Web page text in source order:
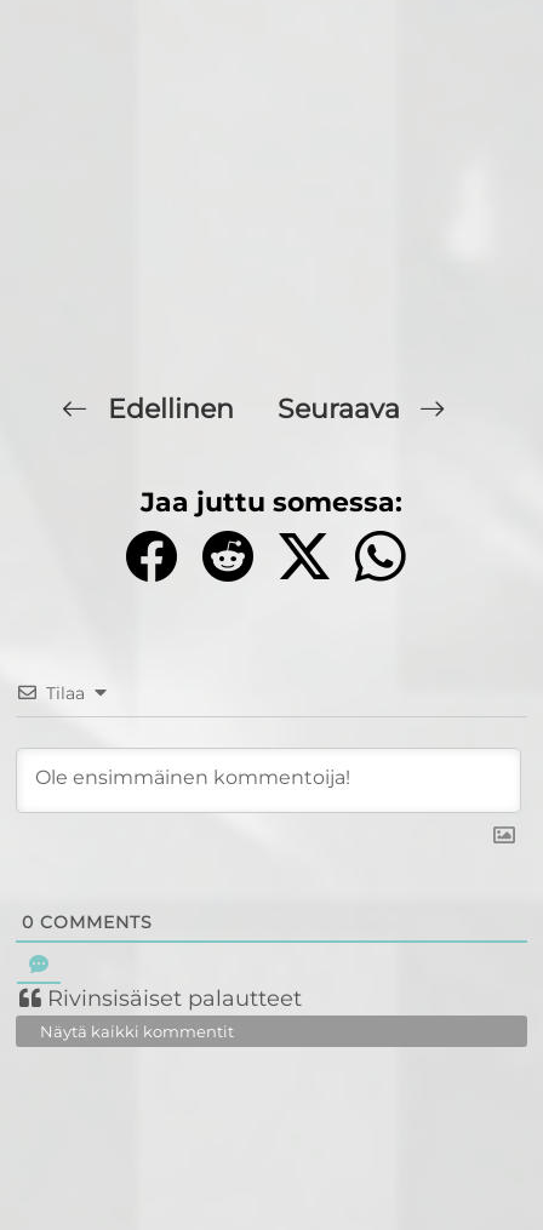
Edellinen Seuraava
Jaa juttu somessa:
Tilaa
0 COMMENTS
Rivinsisäiset palautteet
Näytä kaikki kommentit